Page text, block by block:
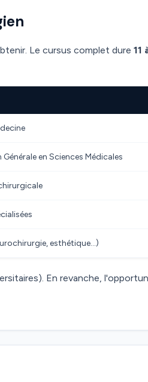
Le cursus complet dure 11
en Sciences Médicales
esthétique…)
En revanche,